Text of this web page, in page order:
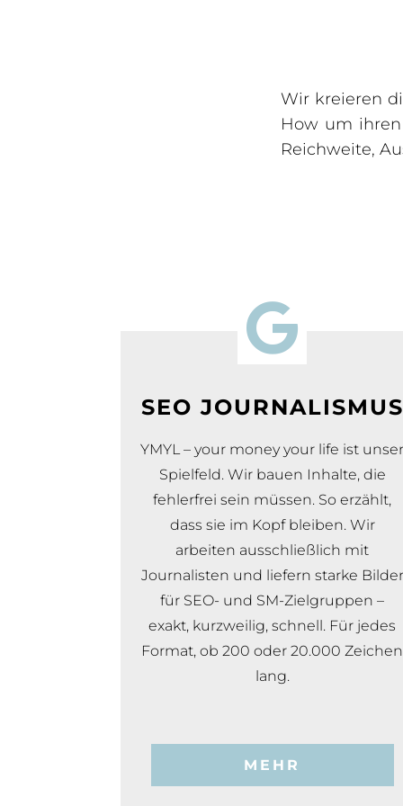
Wir kreieren
How um
Reichweite,

SEO JOURNALISMUS
YMYL – your money your life ist
Spielfeld. Wir bauen Inhalte, die
fehlerfrei sein müssen. So erzählt,
dass sie im Kopf bleiben. Wir
arbeiten ausschließlich mit
Journalisten und liefern starke Bilder
für SEO- und SM-Zielgruppen –
exakt, kurzweilig, schnell. Für jedes
Format, ob 200 oder 20.000 Zeichen
lang.
MEHR